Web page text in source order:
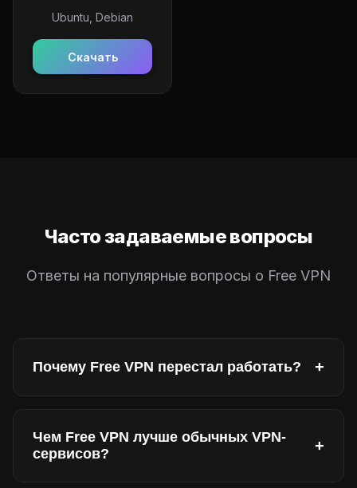
Ubuntu, Debian
Скачать
Часто задаваемые вопросы
Ответы на популярные вопросы о Free VPN
Почему Free VPN перестал работать? +
Соединение может прерваться из-за
версии приложения. Если Free ВПН не
подключается — обновите приложение до
актуальной версии. Наш сервис регулярно
Чем Free VPN лучше обычных VPN-
сервисов?
+